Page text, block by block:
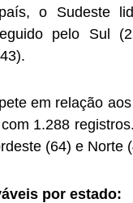
o Sudeste
pelo Sul
em relação
1.288
(64) e Norte
por estado: